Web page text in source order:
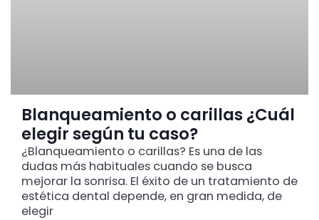
Blanqueamiento o carillas ¿Cuál
elegir según tu caso?
¿Blanqueamiento o carillas? Es una de las
dudas más habituales cuando se busca
mejorar la sonrisa. El éxito de un tratamiento de
estética dental depende, en gran medida, de
elegir